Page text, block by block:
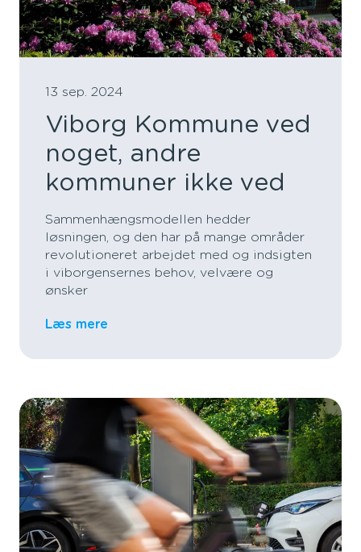
13 sep. 2024
Viborg Kommune ved
noget, andre
kommuner ikke ved
Sammenhængsmodellen hedder
løsningen, og den har på mange områder
revolutioneret arbejdet med og indsigten
i viborgensernes behov, velvære og
ønsker
Læs mere